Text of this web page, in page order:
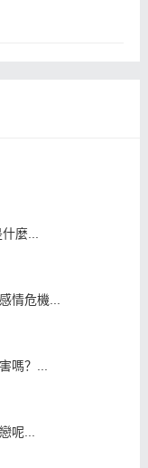
麼...
情危機...
嗎？...
呢...